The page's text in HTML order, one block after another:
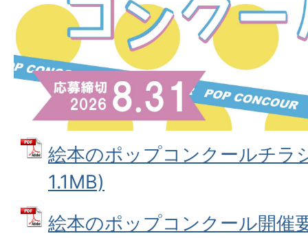
絵本のポップコンクールチラ
1.1MB)
絵本のポップコンクール開催